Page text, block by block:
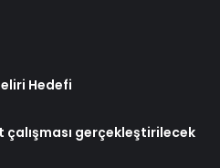
Hedefi
çalışması gerçekleştirilecek